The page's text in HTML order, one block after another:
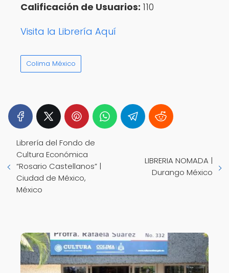
Calificación de Usuarios: 110
Visita la Librería Aquí
Colima México
Librería del Fondo de
Cultura Económica
“Rosario Castellanos” |
Ciudad de México,
México
LIBRERIA NOMADA |
Durango México